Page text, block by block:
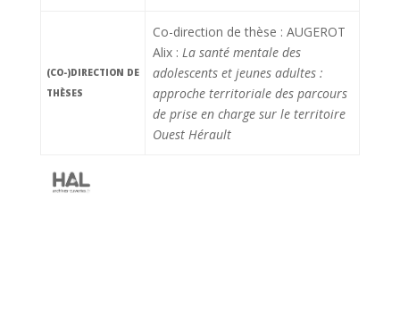
(CO-)DIRECTION DE
THÈSES
Co-direction de thèse : AUGEROT
Alix : La santé mentale des
adolescents et jeunes adultes :
approche territoriale des parcours
de prise en charge sur le territoire
Ouest Hérault